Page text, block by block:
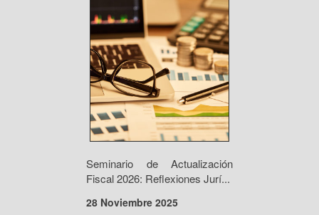
Seminario de Actualización
Fiscal 2026: Reflexiones Jurí...
28 Noviembre 2025